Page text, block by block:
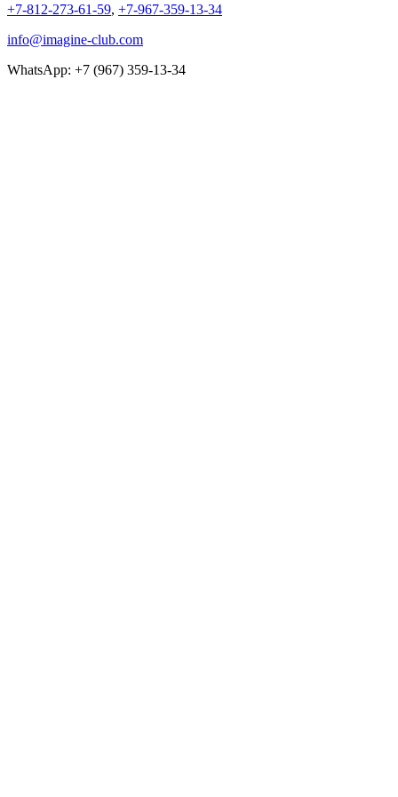
+7-812-273-61-59, +7-967-359-13-34
info@imagine-club.com
WhatsApp: +7 (967) 359-13-34